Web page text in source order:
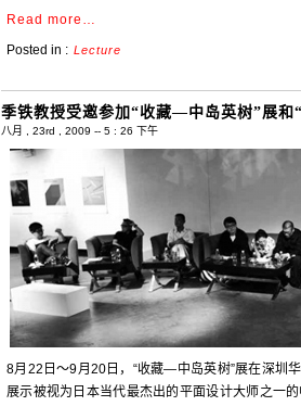
Read more…
Posted in : Lecture
季铁教授受邀参加“收藏—中岛英树”展和
八月 , 23rd , 2009 -- 5 : 26 下午
8月22日～9月20日，“收藏—中岛英树”展在深圳
展示被视为日本当代最杰出的平面设计大师之一